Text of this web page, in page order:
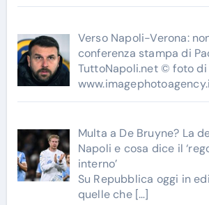
Verso Napoli-Verona:
conferenza stampa di
TuttoNapoli.net © foto di
Multa a De Bruyne? La
Napoli e cosa dice il
interno’
Su Repubblica oggi in
quelle che […]